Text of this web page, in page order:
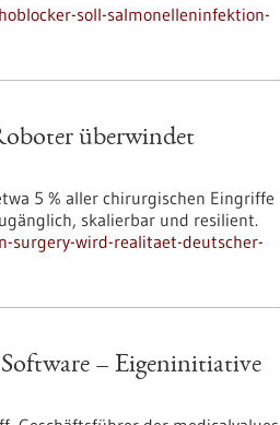
soll-salmonelleninfektion-
überwindet
5 % aller chirurgischen Eingriffe
skalierbar und resilient.
wird-realitaet-deutscher-
– Eigeninitiative